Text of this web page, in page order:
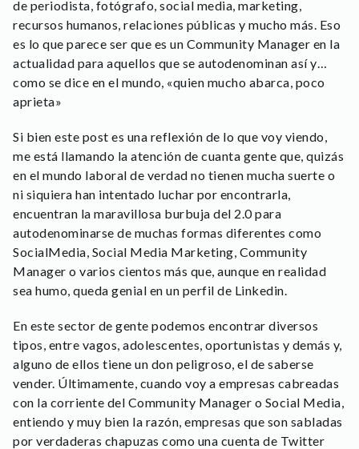
de periodista, fotógrafo, social media, marketing,
recursos humanos, relaciones públicas y mucho más. Eso
es lo que parece ser que es un Community Manager en la
actualidad para aquellos que se autodenominan así y…
como se dice en el mundo, «quien mucho abarca, poco
aprieta»
Si bien este post es una reflexión de lo que voy viendo,
me está llamando la atención de cuanta gente que, quizás
en el mundo laboral de verdad no tienen mucha suerte o
ni siquiera han intentado luchar por encontrarla,
encuentran la maravillosa burbuja del 2.0 para
autodenominarse de muchas formas diferentes como
SocialMedia, Social Media Marketing, Community
Manager o varios cientos más que, aunque en realidad
sea humo, queda genial en un perfil de Linkedin.
En este sector de gente podemos encontrar diversos
tipos, entre vagos, adolescentes, oportunistas y demás y,
alguno de ellos tiene un don peligroso, el de saberse
vender. Últimamente, cuando voy a empresas cabreadas
con la corriente del Community Manager o Social Media,
entiendo y muy bien la razón, empresas que son sabladas
por verdaderas chapuzas como una cuenta de Twitter